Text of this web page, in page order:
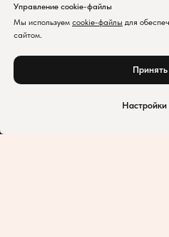
Нет в
Для волос
Арома
Управление cookie-файлы
Мы используем cookie-файлы для
сайтом.
Принять
Настройки